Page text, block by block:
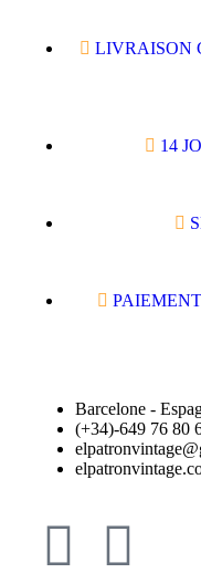
LIVRAISON
14
Barcelone -
(+34)-649 76 80